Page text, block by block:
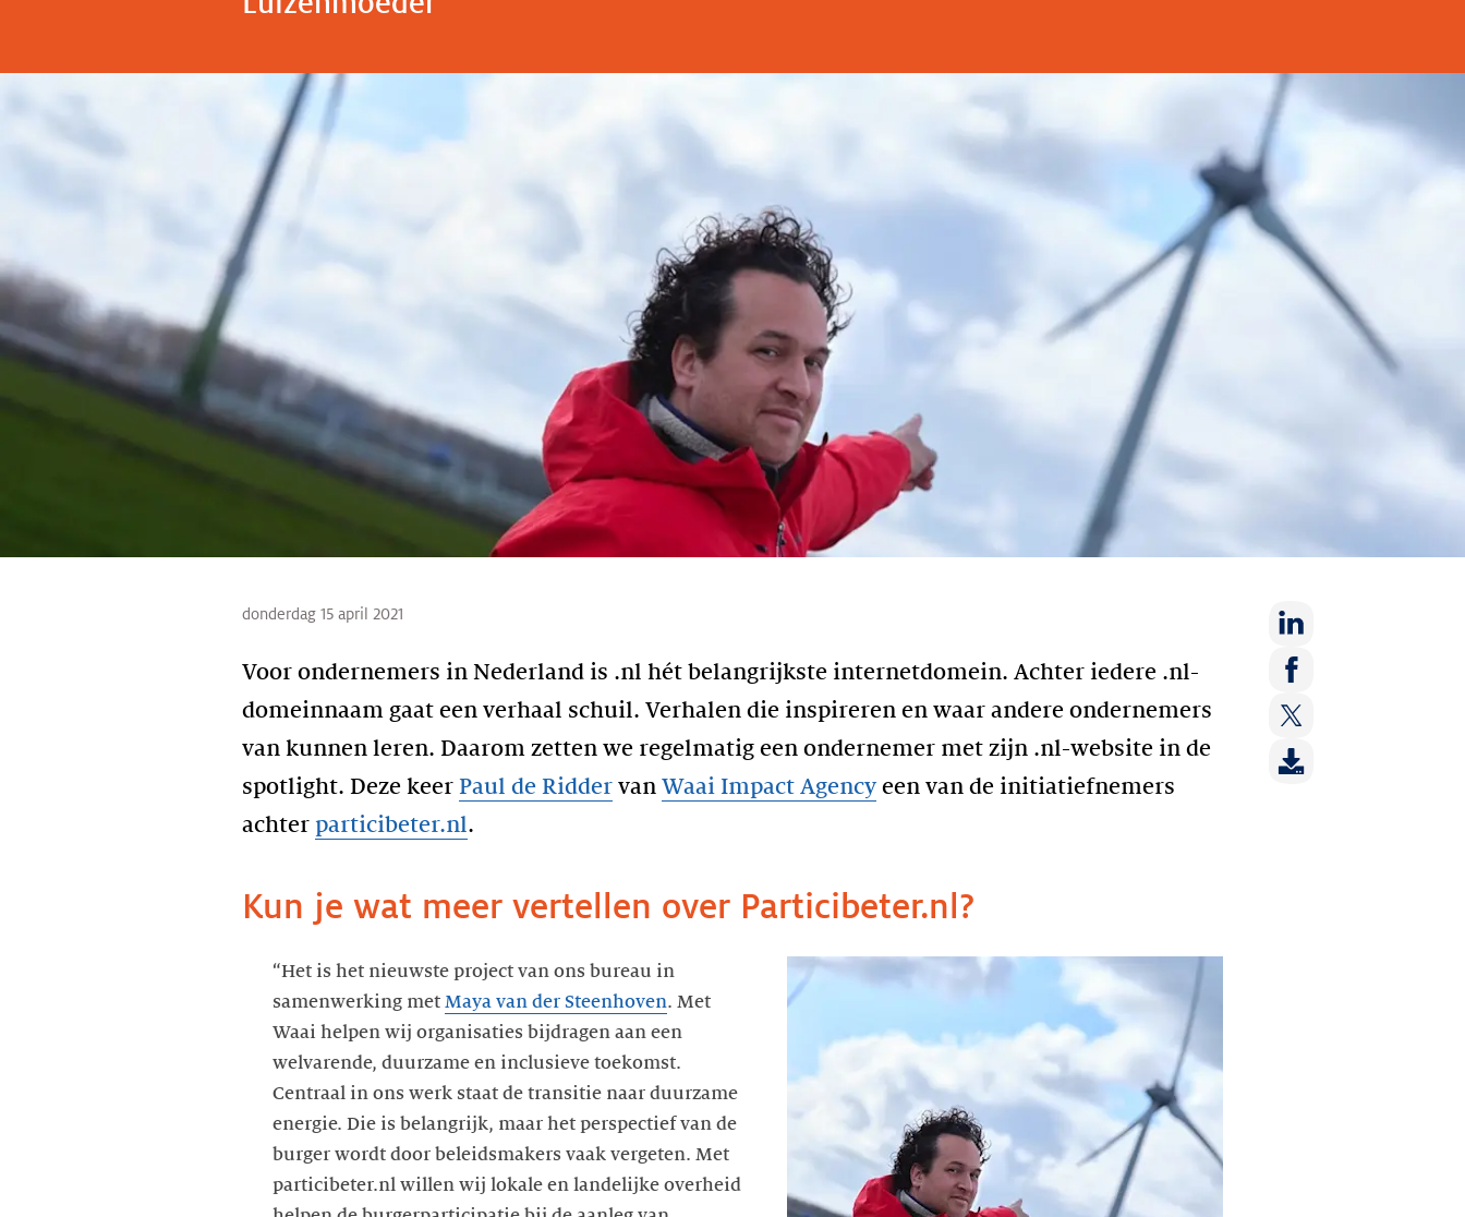
donderdag 15 april 2021
Voor ondernemers in Nederland is .nl hét belangrijkste internetdomein. Achter iedere .nl-
domeinnaam gaat een verhaal schuil. Verhalen die inspireren en waar andere ondernemers
van kunnen leren. Daarom zetten we regelmatig een ondernemer met zijn .nl-website in de
spotlight. Deze keer Paul de Ridder van Waai Impact Agencyeen van de initiatiefnemers
achter particibeter.nl.
Deel
op:
LinkedIn
Deel
op:
Facebook
Deel
op:
Kun je wat meer vertellen over Particibeter.nl?
“Het is het nieuwste project van ons bureau in
samenwerking met Maya van der Steenhoven. Met
Waai helpen wij organisaties bijdragen aan een
welvarende, duurzame en inclusieve toekomst.
Centraal in ons werk staat de transitie naar duurzame
energie. Die is belangrijk, maar het perspectief van de
burger wordt door beleidsmakers vaak vergeten. Met
particibeter.nl willen wij lokale en landelijke overheid